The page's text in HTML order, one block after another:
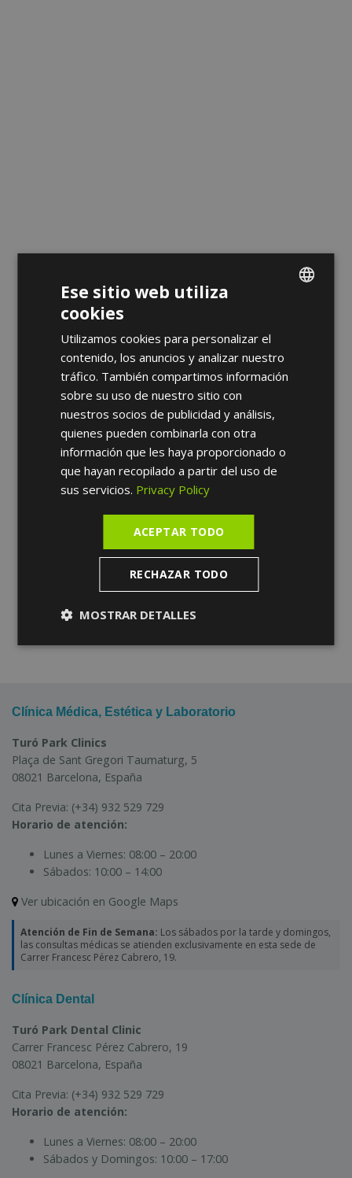
Clínica Médica, Estética y Laboratorio
Turó Park Clinics
Plaça de Sant Gregori Taumaturg, 5
08021 Barcelona, España
Cita Previa: (+34) 932 529 729
Horario de atención:
Lunes a Viernes: 08:00 – 20:00
Sábados: 10:00 – 14:00
Ver ubicación en Google Maps
Atención de Fin de Semana: Los sábados por la tarde y domingos,
las consultas médicas se atienden exclusivamente en esta sede de
Carrer Francesc Pérez Cabrero, 19.
Clínica Dental
Turó Park Dental Clinic
Carrer Francesc Pérez Cabrero, 19
08021 Barcelona, España
Cita Previa: (+34) 932 529 729
Horario de atención:
Lunes a Viernes: 08:00 – 20:00
Sábados y Domingos: 10:00 – 17:00
FRENCH
Ese sitio web utiliza
cookies
Utilizamos cookies para personalizar el
contenido, los anuncios y analizar nuestro
tráfico. También compartimos información
sobre su uso de nuestro sitio con
nuestros socios de publicidad y análisis,
quienes pueden combinarla con otra
información que les haya proporcionado o
que hayan recopilado a partir del uso de
sus servicios. Privacy Policy
ACEPTAR TODO
RECHAZAR TODO
MOSTRAR DETALLES